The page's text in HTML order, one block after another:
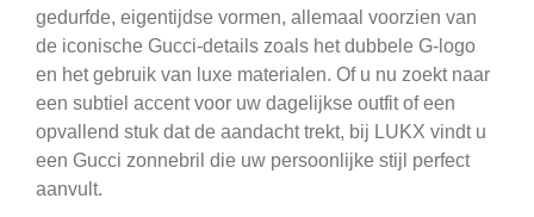
gedurfde, eigentijdse vormen, allemaal voorzien van
de iconische Gucci-details zoals het dubbele G-logo
en het gebruik van luxe materialen. Of u nu zoekt naar
een subtiel accent voor uw dagelijkse outfit of een
opvallend stuk dat de aandacht trekt, bij LUKX vindt u
een Gucci zonnebril die uw persoonlijke stijl perfect
aanvult.